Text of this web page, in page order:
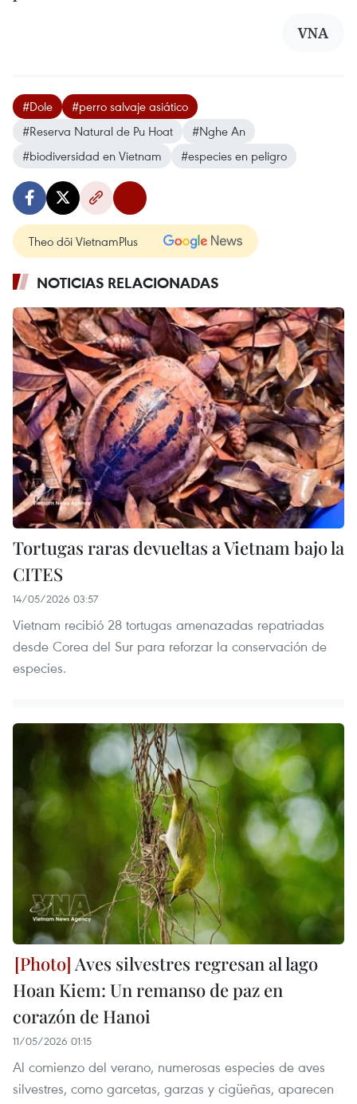
VNA
#Dole
#perro salvaje asiático
#Reserva Natural de Pu Hoat
#Nghe An
#biodiversidad en Vietnam
#especies en peligro
Theo dõi VietnamPlus
NOTICIAS RELACIONADAS
Tortugas raras devueltas a Vietnam bajo la
CITES
14/05/2026 03:57
Vietnam recibió 28 tortugas amenazadas repatriadas
desde Corea del Sur para reforzar la conservación de
especies.
Aves silvestres regresan al lago
Hoan Kiem: Un remanso de paz en
corazón de Hanoi
11/05/2026 01:15
Al comienzo del verano, numerosas especies de aves
silvestres, como garcetas, garzas y cigüeñas, aparecen